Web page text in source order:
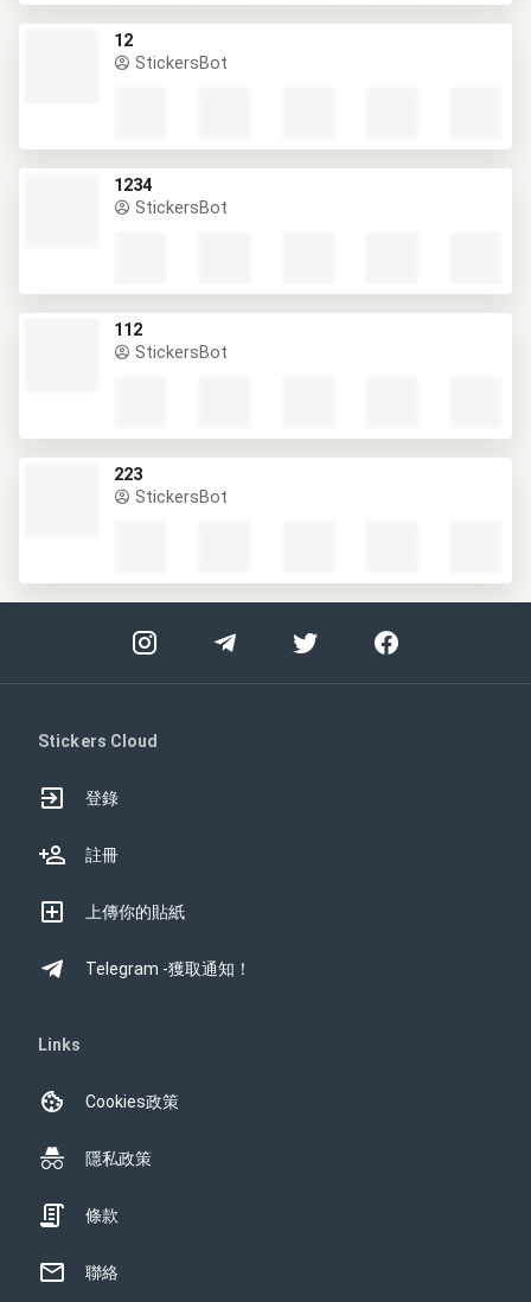
12
StickersBot
1234
StickersBot
112
StickersBot
223
StickersBot
Stickers Cloud
登錄
註冊
上傳你的貼紙
Telegram -獲取通知！
Links
Cookies政策
隱私政策
條款
聯絡